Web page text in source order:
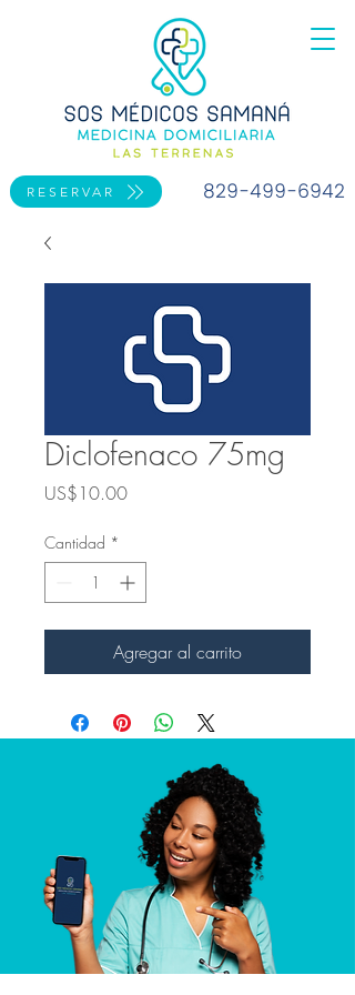
829-499-6942
RESERVAR
Diclofenaco 75mg
US$10.00Precio
Cantidad *
Agregar al carrito